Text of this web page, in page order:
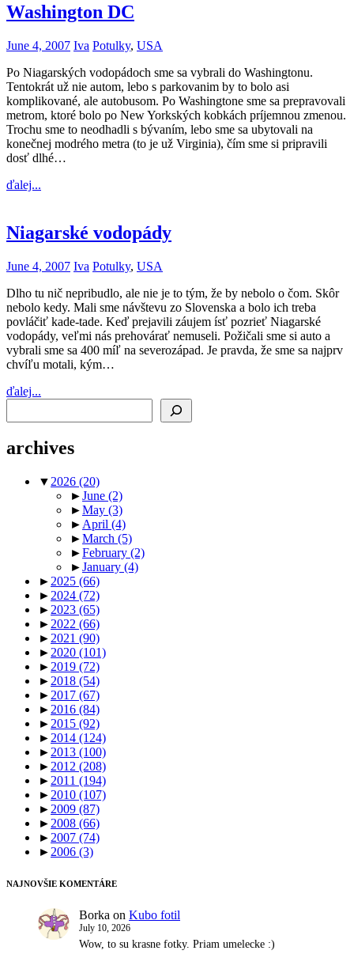
Washington DC
June 4, 2007 Iva Potulky, USA
Po Niagarských vodopádoch sme sa vybrali do Washingtonu.
Tentokrát už nie autom, lebo s parkovanim by to bolo asi
komplikované, ale autobusom. Po Washingtone sme sa prepravovali
metrom, ktoré bolo po New Yorkských kobkách príjemnou zmenou.
Trochu sme to neodhadli s bývaním, lebo sme sa ubytovali na
konečnej modrého metra (to je už Virginia), čím sme si pripravili
dosť dlhé…
ďalej...
Niagarské vodopády
June 4, 2007 Iva Potulky, USA
Dlho tu nič nepribudlo, ale nie je to tým, že by nebolo o čom. Skôr
nebolo kedy. Mali sme návštevu zo Slovenska a bolo ich treba
povláčiť kade-tade. Keď prejavili záujem ísť pozrieť Niagarské
vodopády, veľmi nás prehovárať nemuseli. Požičali sme si auto a
vybrali sme sa 400 míľ na severozápad. Je pravda, že sme sa najprv
chvíľu motali, kým…
ďalej...
archives
▼ 2026 (20)
►June (2)
►May (3)
► April (4)
►March (5)
►February (2)
►January (4)
► 2025 (66)
► 2024 (72)
► 2023 (65)
► 2022 (66)
► 2021 (90)
► 2020 (101)
► 2019 (72)
► 2018 (54)
► 2017 (67)
► 2016 (84)
► 2015 (92)
► 2014 (124)
► 2013 (100)
► 2012 (208)
► 2011 (194)
► 2010 (107)
► 2009 (87)
► 2008 (66)
► 2007 (74)
► 2006 (3)
NAJNOVŠIE KOMENTÁRE
Borka on Kubo fotil
July 10, 2026
Wow, to su krasne fotky. Priam umelecke :)